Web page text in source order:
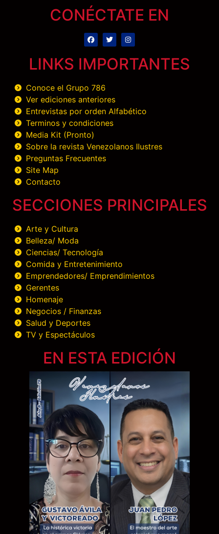
CONÉCTATE EN
LINKS IMPORTANTES
Conoce el Grupo 786
Ver ediciones anteriores
Entrevistas por orden Alfabético
Terminos y condiciones
Media Kit (Pronto)
Sobre la revista Venezolanos Ilustres
Preguntas Frecuentes
Site Map
Contacto
SECCIONES PRINCIPALES
Arte y Cultura
Belleza/ Moda
Ciencias/ Tecnología
Comida y Entretenimiento
Emprendedores/ Emprendimientos
Gerentes
Homenaje
Negocios / Finanzas
Salud y Deportes
TV y Espectáculos
EN ESTA EDICIÓN